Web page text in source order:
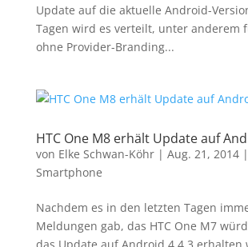
Update auf die aktuelle Android-
Tagen wird es verteilt, unter anderem
ohne Provider-Branding...
HTC One M8 erhält Update auf
von Elke Schwan-Köhr| Aug. 21, 2014|
Smartphone
Nachdem es in den letzten Tagen
Meldungen gab, das HTC One M7